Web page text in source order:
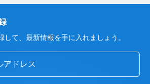
て、最新情報を手に入れましょう。